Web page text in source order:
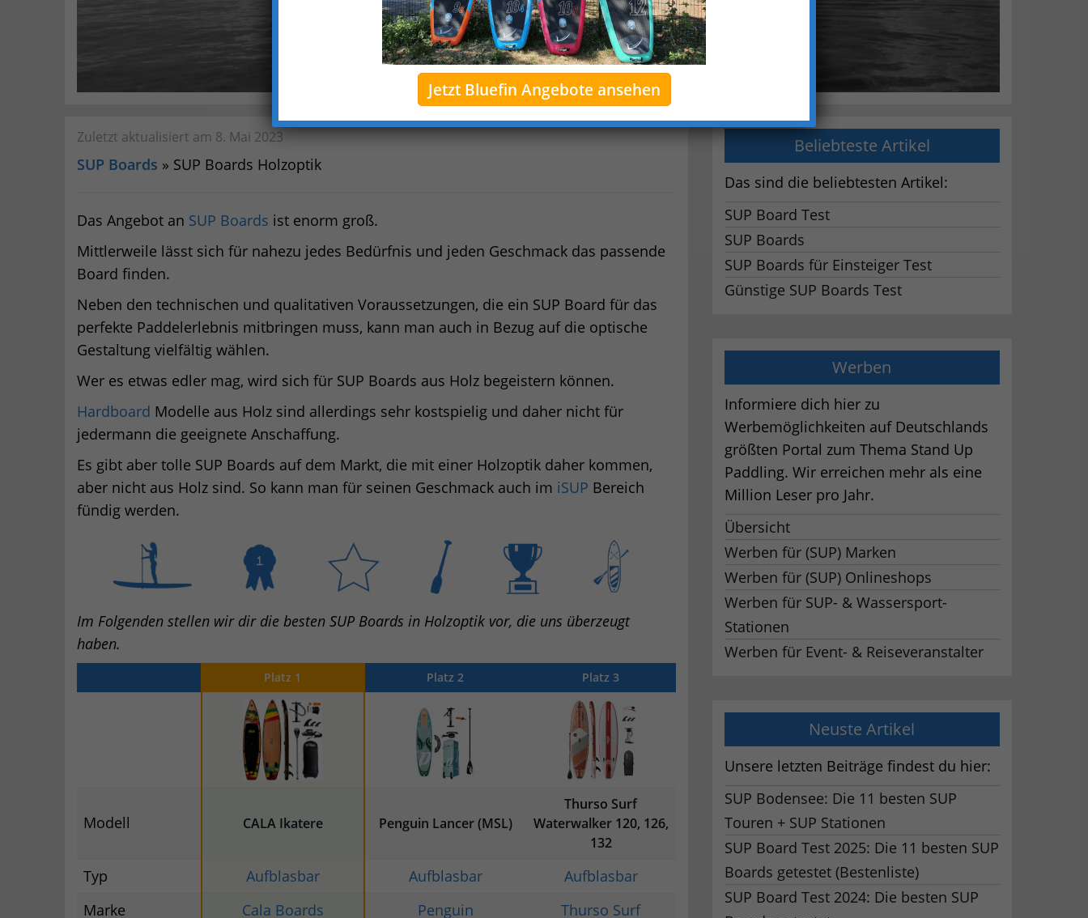
Zuletzt aktualisiert am 8. Mai 2023
SUP Boards » SUP Boards Holzoptik
Das Angebot an SUP Boards ist enorm groß.
Mittlerweile lässt sich für nahezu jedes Bedürfnis und jeden Geschmack das passende
Board finden.
Neben den technischen und qualitativen Voraussetzungen, die ein SUP Board für das
perfekte Paddelerlebnis mitbringen muss, kann man auch in Bezug auf die optische
Gestaltung vielfältig wählen.
Wer es etwas edler mag, wird sich für SUP Boards aus Holz begeistern können.
Hardboard Modelle aus Holz sind allerdings sehr kostspielig und daher nicht für
jedermann die geeignete Anschaffung.
Es gibt aber tolle SUP Boards auf dem Markt, die mit einer Holzoptik daher kommen,
aber nicht aus Holz sind. So kann man für seinen Geschmack auch im iSUP Bereich
fündig werden.
Im Folgenden stellen wir dir die besten SUP Boards in Holzoptik vor, die uns überzeugt
haben.
Platz 1 Platz 2 Platz 3
Modell CALA Ikatere Penguin Lancer (MSL)
Thurso Surf
Waterwalker 120, 126,
132
Typ Aufblasbar Aufblasbar
Aufblasbar
Marke
Cala Boards Penguin Thurso Surf
Beliebteste Artikel
Das sind die beliebtesten Artikel:
SUP Board Test
SUP Boards
SUP Boards für Einsteiger Test
Günstige SUP Boards Test
Werben
Informiere dich hier zu
Werbemöglichkeiten auf Deutschlands
größten Portal zum Thema Stand Up
Paddling. Wir erreichen mehr als eine
Million Leser pro Jahr.
Übersicht
Werben für (SUP) Marken
Werben für (SUP) Onlineshops
Werben für SUP- & Wassersport-
Stationen
Werben für Event- & Reiseveranstalter
Neuste Artikel
Unsere letzten Beiträge findest du hier:
SUP Bodensee: Die 11 besten SUP
Touren + SUP Stationen
SUP Board Test 2025: Die 11 besten SUP
Boards getestet (Bestenliste)
SUP Board Test 2024: Die besten SUP
Jetzt Bluefin Angebote ansehen